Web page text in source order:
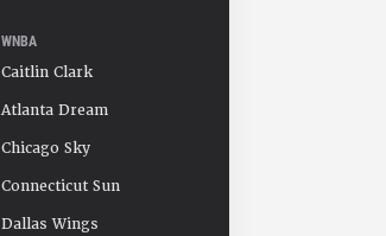
WNBA
Caitlin Clark
Atlanta Dream
Chicago Sky
Connecticut Sun
Dallas Wings